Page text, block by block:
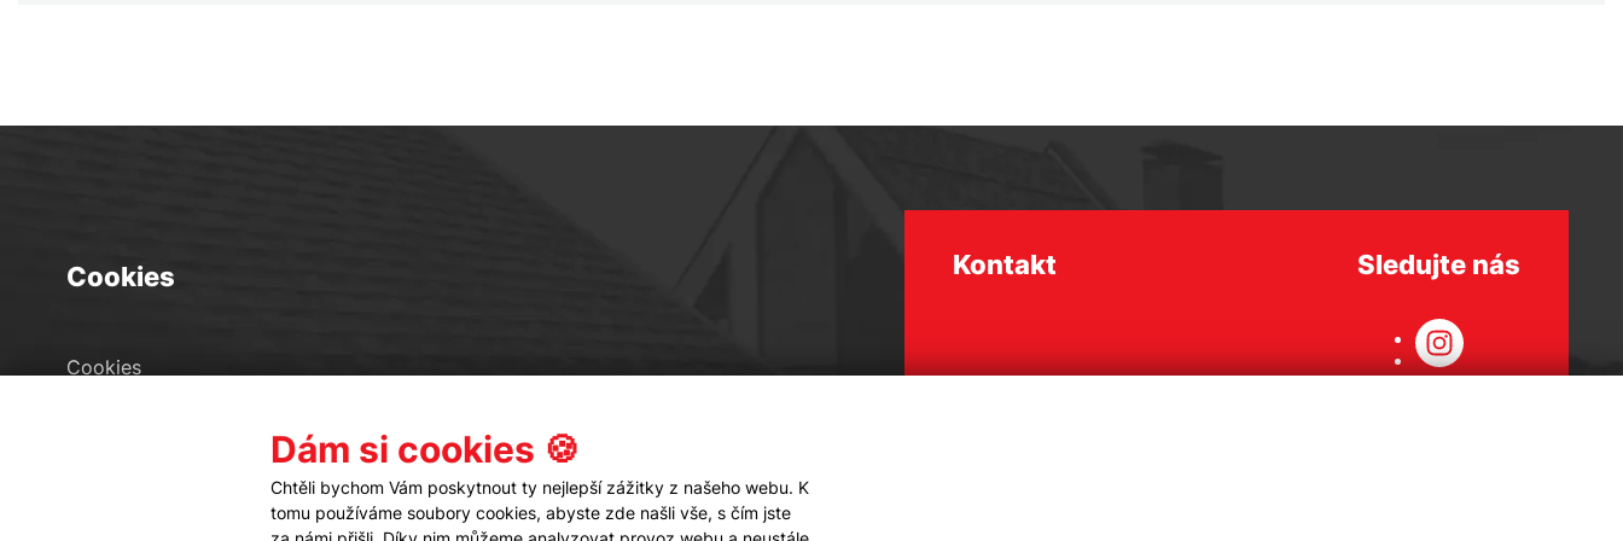
Cookies
Cookies
Kontakt Sledujte nás
Dám si cookies 🍪
Chtěli bychom Vám poskytnout ty nejlepší zážitky z našeho webu. K
tomu používáme soubory cookies, abyste zde našli vše, s čím jste